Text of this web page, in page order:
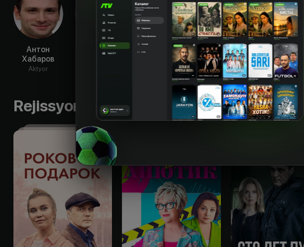
Антон
Хабаров
Aktyor
Игорь
Хельга
Филиппова
Наталья
Ткаченко
Aktyor
Лев Елисеев
Aktyor
Rejissyorning boshqa ishlari